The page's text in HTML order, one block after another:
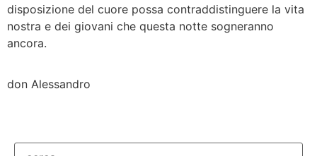
disposizione del cuore possa contraddistinguere la vita
nostra e dei giovani che questa notte sogneranno
ancora.
don Alessandro